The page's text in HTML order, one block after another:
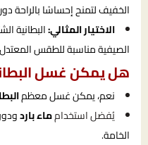
الخفيف لتمنح إحساسًا بالراحة
الاختيار المثالي:البطانية
الصيفية مناسبة للطقس
هل يمكن غسل
نعم، يمكن غسل معظم
يُفضل استخدامماء بارد
الخامة.